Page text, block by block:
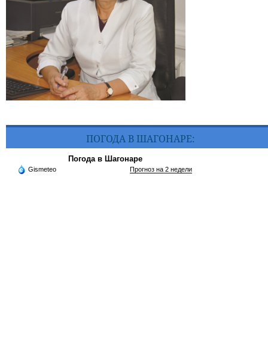
ПОГОДА В ШАГОНАРЕ:
Погода в Шагонаре
Gismeteo Прогноз на 2 недели